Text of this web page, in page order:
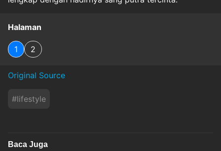
Halaman
1 2
Original Source
#lifestyle
Baca Juga